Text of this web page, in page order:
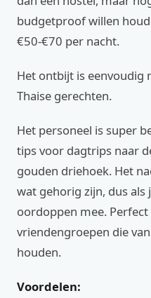
budgetproof willen
€50-€70 per nacht.
Het ontbijt is eenvoudig
Thaise gerechten.
Het personeel is super
tips voor dagtrips naar
gouden driehoek. Het
wat gehorig zijn, dus als
oordoppen mee.
vriendengroepen die
houden.
Voordelen: